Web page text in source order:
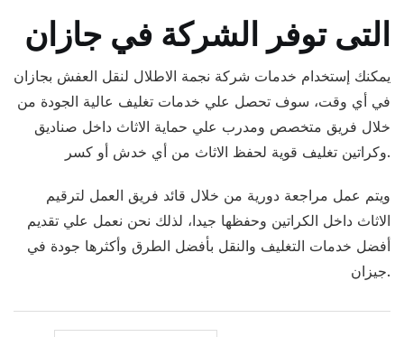
التى توفر الشركة في جازان
يمكنك إستخدام خدمات شركة نجمة الاطلال لنقل العفش بجازان
في أي وقت، سوف تحصل علي خدمات تغليف عالية الجودة من
خلال فريق متخصص ومدرب علي حماية الاثاث داخل صناديق
وكراتين تغليف قوية لحفظ الاثاث من أي خدش أو كسر.
ويتم عمل مراجعة دورية من خلال قائد فريق العمل لترقيم
الاثاث داخل الكراتين وحفظها جيدا، لذلك نحن نعمل علي تقديم
أفضل خدمات التغليف والنقل بأفضل الطرق وأكثرها جودة في
جيزان.